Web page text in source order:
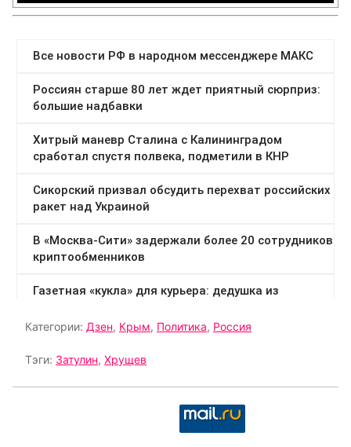
Категории: Дзен, Крым, Политика, Россия
Тэги: Затулин, Хрущев